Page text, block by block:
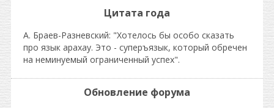
Цитата года
А. Браев-Разневский: "Хотелось бы особо сказать
про язык арахау. Это - суперъязык, который обречен
на неминуемый ограниченный успех".
Обновление форума